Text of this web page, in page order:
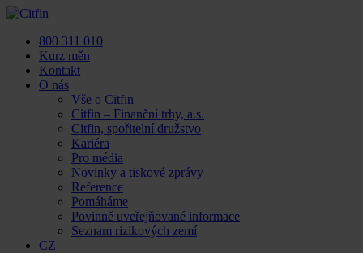
Skip
content800 311 010
Kurz měn
Kontakt
O nás
Vše o Citfin
Citfin – Finanční trhy, a.s.
Citfin, spořitelní družstvo
Kariéra
Pro média
Novinky a tiskové zprávy
Reference
Pomáháme
Povinně uveřejňované informace
Seznam rizikových zemí
CZ